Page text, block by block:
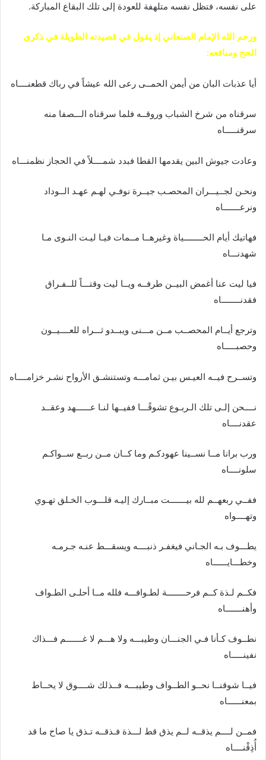
على نفسه، فتظل نفسه متلهفة للعودة إلى تلك البقاع المباركة.
ورحم الله الإمام الصنعاني إذ يقول في قصيدته الطويلة في ذكرى
الحج ومنافعه:
أيا عذبات البان من أيمن الحمــى رعى الله عيشاً في رباك قطعنــــاه
سرقناه من شرخ الشباب وروقــه فلما سرقناه الـــصفا منه
سرقنـــــاه
وعادت جيوش البين يقدمها القطا فبدد شمــــلاً في الحجاز نظمنـــاه
ونحـن لجــيـــران المحصـب جيــرة نوفـي لهـم عهـد الــوداد
ونرعـــــــاه
فهاتيك أيام الحــــــــياة وغيرهــا مــمات فيـا ليـت النـوى مـا
شهدنـــاه
فيا ليت عنا أغمض البيــن طرفــه ويــا ليت وقتـــاً للــفـراق
فقدنــــــــاه
وترجع أيــام المحصــب مــن مـــنى ويبــدو ثـــراه للعــــيــون
وحصبـــــاه
وتســرح فيــه العيـس بيـن ثمامـــه وتستنشـق الأرواح نشـر خزامــــاه
نــــحن إلـى تلك الـربـوع تشوقًـــا ففيــها لنـا عــــــهد وعقــد
عقدنــــاه
ورب برانا مــا نســينا عهودكـم وما كــان مــن ربــع ســواكـم
سلونــــاه
ففــي ربعهــم لله بيـــــــت مبــارك إليـه قلـــوب الخـلق تهـوي
وتهــــواه
يطـــوف بـه الجـاني فيغفـر ذنبــــه ويسقـــط عنـه جـرمـه
وخطـــايــــــاه
فكــم لـذة كــم فرحــــــــة لطـوافـــه فلله مــا أحلـى الطـواف
وأهنـــــــاه
نطــوف كـأنا فـي الجنـــان وطيبـــه ولا هـــم لا غـــــــم فـــذاك
نفينـــــاه
فيــا شوقنــا نحــو الطــواف وطيبـــه فــذلك شــــوق لا يحــاط
بمعنــــــاه
فمــن لــــم يذقــه لــم يذق قط لـــذة فـذقــه تـذق يا صاح ما قد
أُذِقْنــــاه